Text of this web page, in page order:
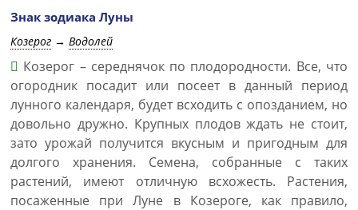
Знак зодиака Луны
Козерог → Водолей
Козерог – середнячок по плодородности. Все, что
огородник посадит или посеет в данный период
лунного календаря, будет всходить с опозданием, но
довольно дружно. Крупных плодов ждать не стоит,
зато урожай получится вкусным и пригодным для
долгого хранения. Семена, собранные с таких
растений, имеют отличную всхожесть. Растения,
посаженные при Луне в Козероге, как правило,